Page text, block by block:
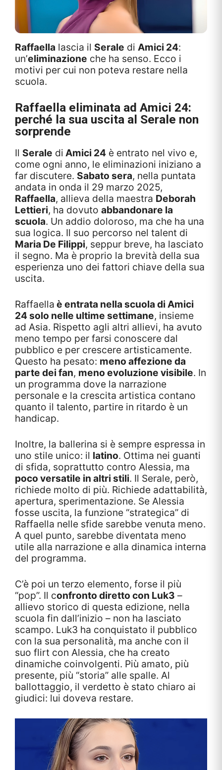
Raffaella lascia il Serale di Amici 24:
un’eliminazione che ha senso. Ecco i
motivi per cui non poteva restare nella
scuola.
Raffaella eliminata ad Amici 24:
perché la sua uscita al Serale non
sorprende
Il Serale di Amici 24 è entrato nel vivo e,
come ogni anno, le eliminazioni iniziano a
far discutere. Sabato sera, nella puntata
andata in onda il 29 marzo 2025,
Raffaella, allieva della maestra Deborah
Lettieri, ha dovuto abbandonare la
scuola. Un addio doloroso, ma che ha una
sua logica. Il suo percorso nel talent di
Maria De Filippi, seppur breve, ha lasciato
il segno. Ma è proprio la brevità della sua
esperienza uno dei fattori chiave della sua
uscita.
Raffaella è entrata nella scuola di Amici
24 solo nelle ultime settimane, insieme
ad Asia. Rispetto agli altri allievi, ha avuto
meno tempo per farsi conoscere dal
pubblico e per crescere artisticamente.
Questo ha pesato: meno affezione da
parte dei fan, meno evoluzione visibile. In
un programma dove la narrazione
personale e la crescita artistica contano
quanto il talento, partire in ritardo è un
handicap.
Inoltre, la ballerina si è sempre espressa in
uno stile unico: il latino. Ottima nei guanti
di sfida, soprattutto contro Alessia, ma
poco versatile in altri stili. Il Serale, però,
richiede molto di più. Richiede adattabilità,
apertura, sperimentazione. Se Alessia
fosse uscita, la funzione “strategica” di
Raffaella nelle sfide sarebbe venuta meno.
A quel punto, sarebbe diventata meno
utile alla narrazione e alla dinamica interna
del programma.
C’è poi un terzo elemento, forse il più
“pop”. Il confronto diretto con Luk3 –
allievo storico di questa edizione, nella
scuola fin dall’inizio – non ha lasciato
scampo. Luk3 ha conquistato il pubblico
con la sua personalità, ma anche con il
suo flirt con Alessia, che ha creato
dinamiche coinvolgenti. Più amato, più
presente, più “storia” alle spalle. Al
ballottaggio, il verdetto è stato chiaro ai
giudici: lui doveva restare.